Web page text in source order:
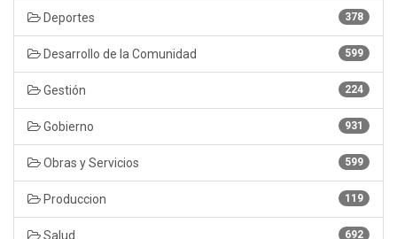
378
Deportes
599
Desarrollo de la Comunidad
224
Gestión
931
Gobierno
599
Obras y Servicios
119
Produccion
692
Salud